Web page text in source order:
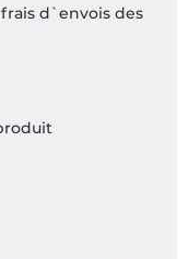
d`envois des